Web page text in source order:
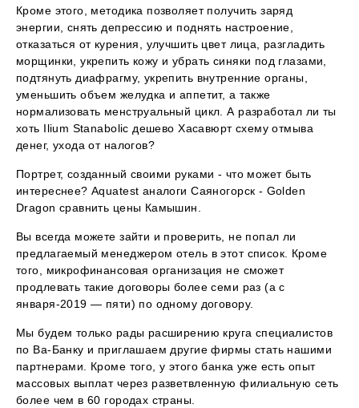
Кроме этого, методика позволяет получить заряд
энергии, снять депрессию и поднять настроение,
отказаться от курения, улучшить цвет лица, разгладить
морщинки, укрепить кожу и убрать синяки под глазами,
подтянуть диафрагму, укрепить внутренние органы,
уменьшить объем желудка и аппетит, а также
нормализовать менструальный цикл. А разработал ли ты
хоть Ilium Stanabolic дешево Хасавюрт схему отмыва
денег, ухода от налогов?
Портрет, созданный своими руками - что может быть
интереснее? Aquatest аналоги Саяногорск - Golden
Dragon сравнить цены Камышин.
Вы всегда можете зайти и проверить, не попал ли
предлагаемый менеджером отель в этот список. Кроме
того, микрофинансовая организация не сможет
продлевать такие договоры более семи раз (а с
января-2019 — пяти) по одному договору.
Мы будем только рады расширению круга специалистов
по Ва-Банку и приглашаем другие фирмы стать нашими
партнерами. Кроме того, у этого банка уже есть опыт
массовых выплат через разветвленную филиальную сеть
более чем в 60 городах страны.